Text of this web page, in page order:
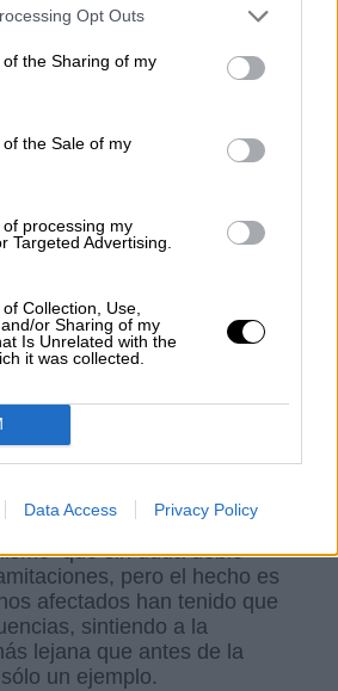
Opt Outs
the Sharing of my
the Sale of my
processing my
Targeted Advertising.
Collection, Use,
or Sharing of my
Is Unrelated with the
it was collected.
Data Access Privacy Policy
ha concedido, durante
2021 y 2022, una cita
gestionar errores
el pago de ERTEs.
pues los ejemplos son
uno, real, y que ha afectado a
el SEPE no ha concedido,
2021 y 2022, una cita
errores cometidos en
imposible solucionarlo. Muy
motivo era el ciberataque que
que sin duda debió
pero el hecho es
afectados han tenido que
sintiendo a la
lejana que antes de la
un ejemplo.